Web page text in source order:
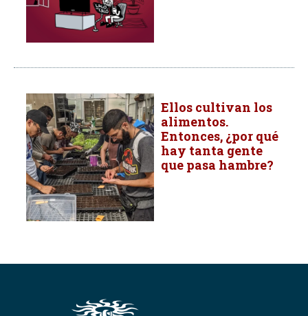
Ellos cultivan los
alimentos.
Entonces, ¿por qué
hay tanta gente
que pasa hambre?